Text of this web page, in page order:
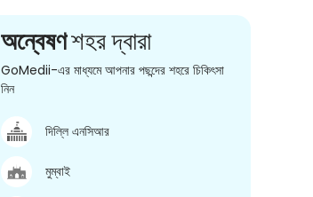
অন্বেষণশহর দ্বারা
GoMedii-এর মাধ্যমে আপনার পছন্দের শহরে চিকিৎসা
নিন
দিল্লি এনসিআর
মুম্বাই